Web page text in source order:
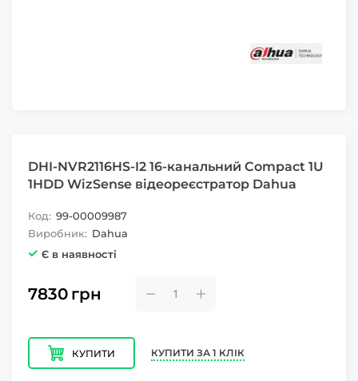
DHI-NVR2116HS-I2 16-канальний Compact 1U
1HDD WizSense відеореєстратор Dahua
Код: 99-00009987
Виробник: Dahua
Є в наявності
7830 грн
КУПИТИ КУПИТИ ЗА 1 КЛІК